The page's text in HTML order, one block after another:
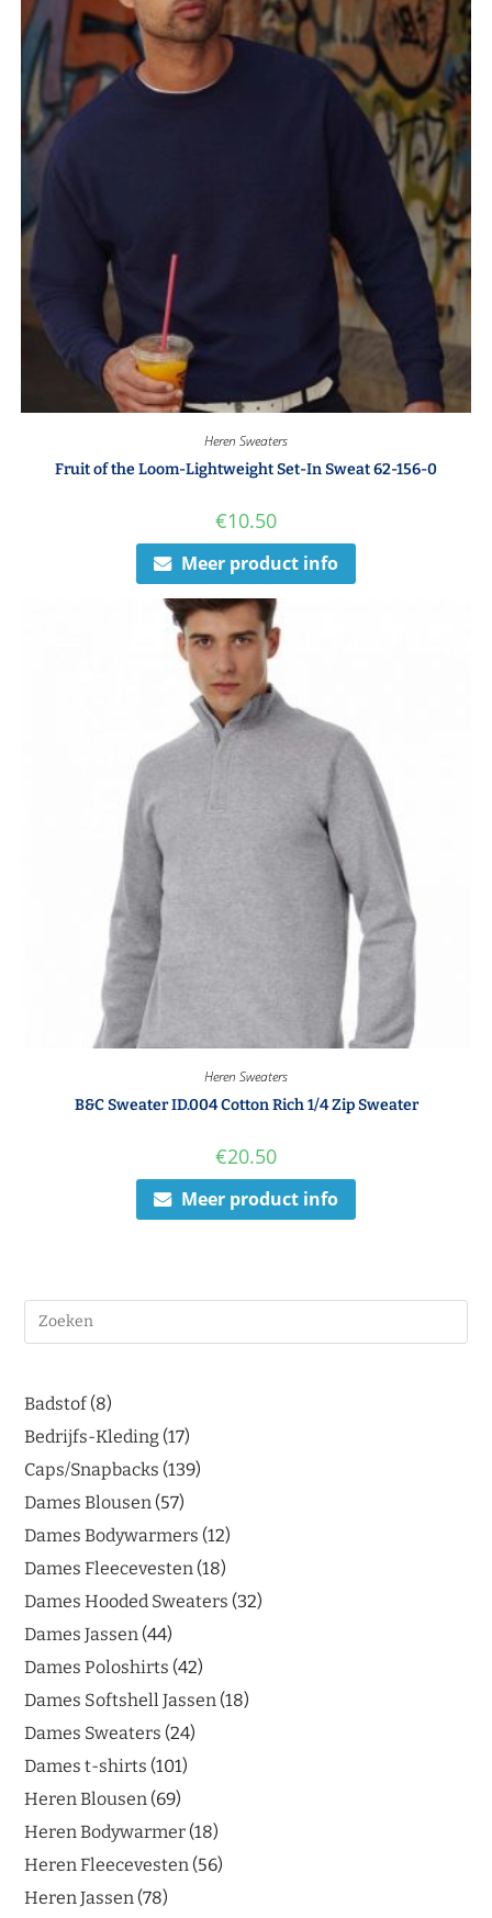
Heren Sweaters
Fruit of the Loom-Lightweight Set-In Sweat 62-156-0
€10.50
Meer product info
Heren Sweaters
B&C Sweater ID.004 Cotton Rich 1/4 Zip Sweater
€20.50
Meer product info
Badstof 8
Bedrijfs-Kleding 17
Caps/Snapbacks 139
Dames Blousen 57
Dames Bodywarmers 12
Dames Fleecevesten 18
Dames Hooded Sweaters 32
Dames Jassen 44
Dames Poloshirts 42
Dames Softshell Jassen 18
Dames Sweaters 24
Dames t-shirts 101
Heren Blousen 69
Heren Bodywarmer 18
Heren Fleecevesten 56
Heren Jassen 78